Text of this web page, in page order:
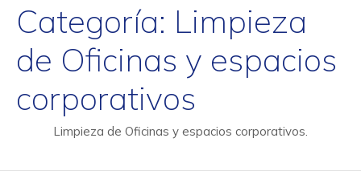
Categoría: Limpieza
de Oficinas y espacios
corporativos
Limpieza de Oficinas y espacios corporativos.